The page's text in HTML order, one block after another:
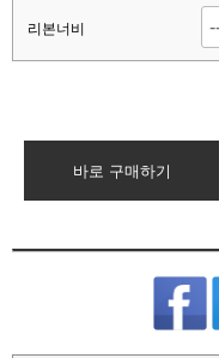
리본너비
바로 구매하기